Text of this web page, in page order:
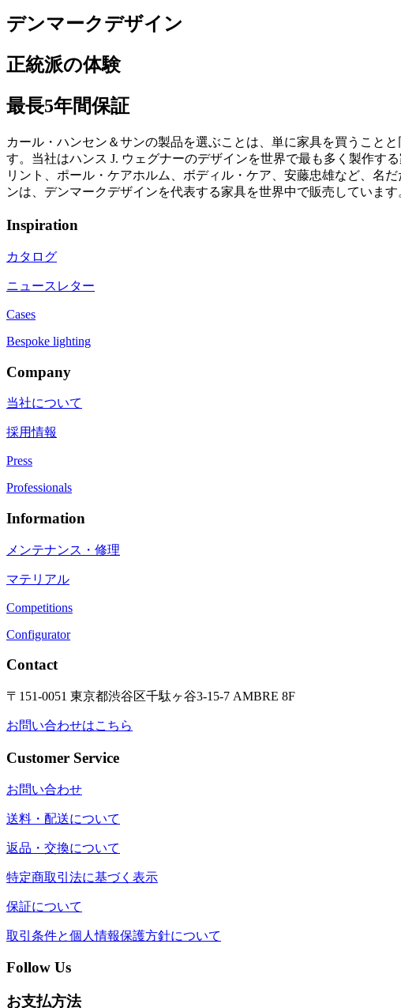
デンマークデザイン
正統派の体験
最長5年間保証
カール・ハンセン＆サンの製品を選ぶことは、単に家具を買うこと
す。当社はハンス J. ウェグナーのデザインを世界で最も多く製作す
リント、ポール・ケアホルム、ボディル・ケア、安藤忠雄など、名
ンは、デンマークデザインを代表する家具を世界中で販売しています
Inspiration
カタログ
ニュースレター
Cases
Bespoke lighting
Company
当社について
採用情報
Press
Professionals
Information
メンテナンス・修理
マテリアル
Competitions
Configurator
Contact
〒151-0051 東京都渋谷区千駄ヶ谷3-15-7 AMBRE 8F
お問い合わせはこちら
Customer Service
お問い合わせ
送料・配送について
返品・交換について
特定商取引法に基づく表示
保証について
取引条件と個人情報保護方針について
Follow Us
お支払方法